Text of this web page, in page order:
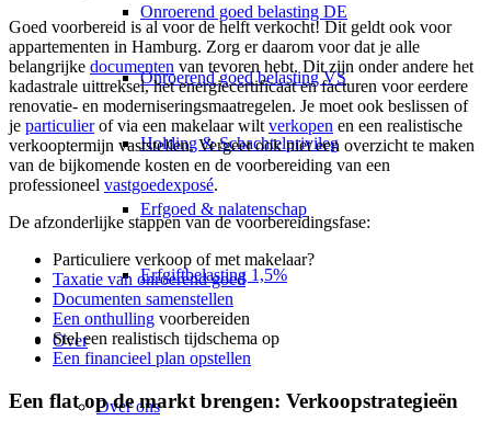
Onroerend goed belasting DE
Onroerend goed belasting VS
Holding & Schachtelprivileg
Erfgoed & nalatenschap
Erfgiftbelasting 1,5%
Over
Over ons
Goed voorbereid is al voor de helft verkocht! Dit geldt ook voor
appartementen in Hamburg. Zorg er daarom voor dat je alle
belangrijke documenten van tevoren hebt. Dit zijn onder andere het
kadastrale uittreksel,het energiecertificaaten facturen voor eerdere
renovatie- en moderniseringsmaatregelen. Je moet ook beslissen of
je particulierof via een makelaar wilt verkopen en een realistische
verkooptermijn vaststellen. Vergeet ook niet een overzicht te maken
van de bijkomende kosten en de voorbereiding van een
professioneel vastgoedexposé.
De afzonderlijke stappen van de voorbereidingsfase:
Particuliere verkoop of met makelaar?
Taxatie van onroerend goed
Documenten samenstellen
Een onthulling voorbereiden
Stel een realistisch tijdschema op
Een financieel plan opstellen
Een flat op de markt brengen: Verkoopstrategieën